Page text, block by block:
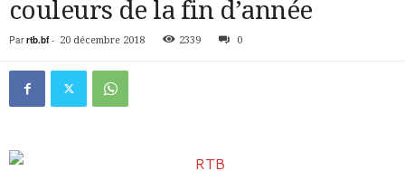
couleurs de la fin d’année
Par rtb.bf- 20 décembre 2018 2339 0